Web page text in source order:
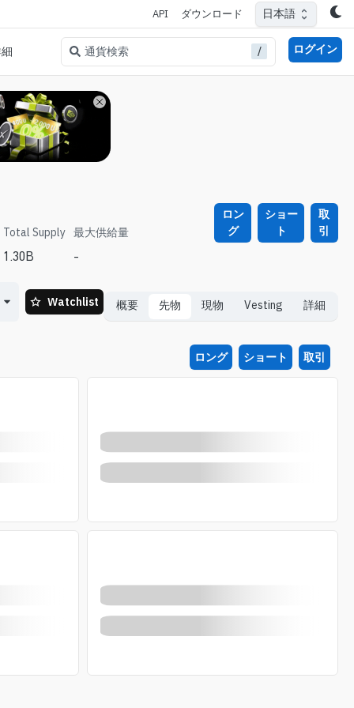
API ダウンロード 日本語
通貨検索 / ログイン
Total Supply
1.30B
最大供給量
-
ロン
グ
ショー
ト
取
引
Watchlist 概要 先物 現物 Vesting 詳細
ロング ショート 取引